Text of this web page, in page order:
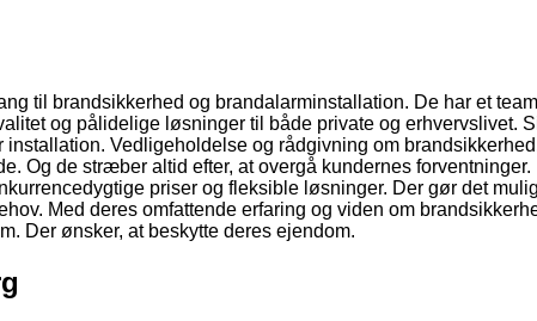
til brandsikkerhed og brandalarminstallation. De har et
og pålidelige løsninger til både private og erhvervslivet.
Vedligeholdelse og rådgivning om
Og de stræber altid efter, at overgå kundernes forventninger.
priser og fleksible løsninger. Der gør det
Med deres omfattende erfaring og viden om
Der ønsker, at beskytte deres ejendom.